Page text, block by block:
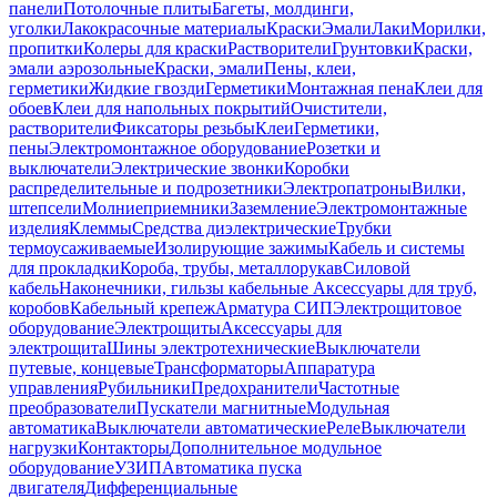
панелиПотолочные плитыБагеты, молдинги,
уголкиЛакокрасочные материалыКраскиЭмалиЛакиМорилки,
пропиткиКолеры для краскиРастворителиГрунтовкиКраски,
эмали аэрозольныеКраски, эмалиПены, клеи,
герметикиЖидкие гвоздиГерметикиМонтажная пенаКлеи для
обоевКлеи для напольных покрытийОчистители,
растворителиФиксаторы резьбыКлеиГерметики,
пеныЭлектромонтажное оборудованиеРозетки и
выключателиЭлектрические звонкиКоробки
распределительные и подрозетникиЭлектропатроныВилки,
штепселиМолниеприемникиЗаземлениеЭлектромонтажные
изделияКлеммыСредства диэлектрическиеТрубки
термоусаживаемыеИзолирующие зажимыКабель и системы
для прокладкиКороба, трубы, металлорукавСиловой
кабельНаконечники, гильзы кабельные Аксессуары для труб,
коробовКабельный крепежАрматура СИПЭлектрощитовое
оборудованиеЭлектрощитыАксессуары для
электрощитаШины электротехническиеВыключатели
путевые, концевыеТрансформаторыАппаратура
управленияРубильникиПредохранителиЧастотные
преобразователиПускатели магнитныеМодульная
автоматикаВыключатели автоматическиеРелеВыключатели
нагрузкиКонтакторыДополнительное модульное
оборудованиеУЗИПАвтоматика пуска
двигателяДифференциальные